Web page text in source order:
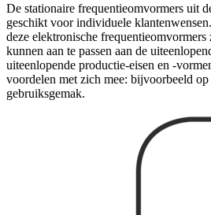
De stationaire frequentieomvormers uit
geschikt voor individuele
deze elektronische
kunnen aan te passen aan de
uiteenlopende productie-eisen en -
voordelen met zich mee: bijvoorbeeld
gebruiksgemak.